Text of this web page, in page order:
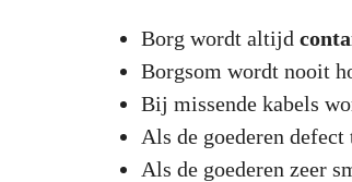
Borg wordt altijd
Borgsom wordt nooit
Bij missende kabels
Als de goederen
Als de goederen zeer